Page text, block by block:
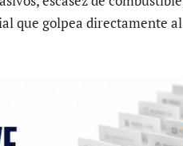
que golpea directamente